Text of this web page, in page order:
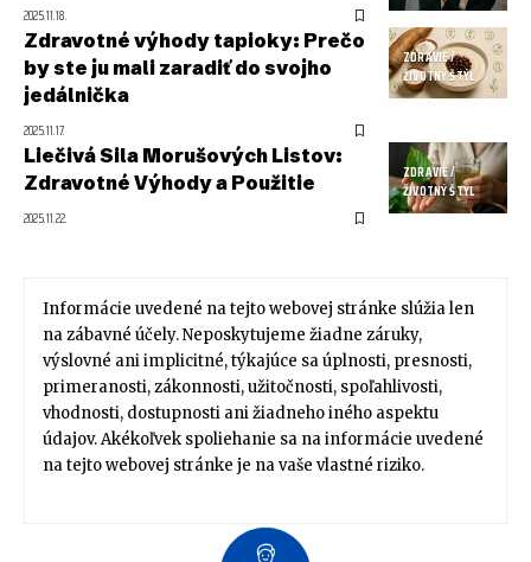
2025.11.18.
ZDRAVIE /
ŽIVOTNÝ ŠTÝL
Zdravotné výhody tapioky: Prečo
by ste ju mali zaradiť do svojho
jedálnička
2025.11.17.
ZDRAVIE /
ŽIVOTNÝ ŠTÝL
Liečivá Sila Morušových Listov:
Zdravotné Výhody a Použitie
2025.11.22.
Informácie uvedené na tejto webovej stránke slúžia len
na zábavné účely. Neposkytujeme žiadne záruky,
výslovné ani implicitné, týkajúce sa úplnosti, presnosti,
primeranosti, zákonnosti, užitočnosti, spoľahlivosti,
vhodnosti, dostupnosti ani žiadneho iného aspektu
údajov. Akékoľvek spoliehanie sa na informácie uvedené
na tejto webovej stránke je na vaše vlastné riziko.